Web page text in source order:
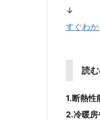
↓
すぐわ
読
1.断熱性
2.冷暖房